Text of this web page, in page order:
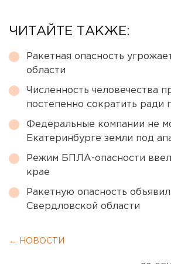
ЧИТАЙТЕ ТАКЖЕ:
Ракетная опасность
области
Численность человечества
постепенно сократить ради
Федеральные компании не
Екатеринбурге земли под
Режим БПЛА-опасности
крае
Ракетную опасность
Свердловской области
← НОВОСТИ